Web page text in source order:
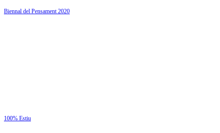
Biennal del Pensament 2020
100% Estiu